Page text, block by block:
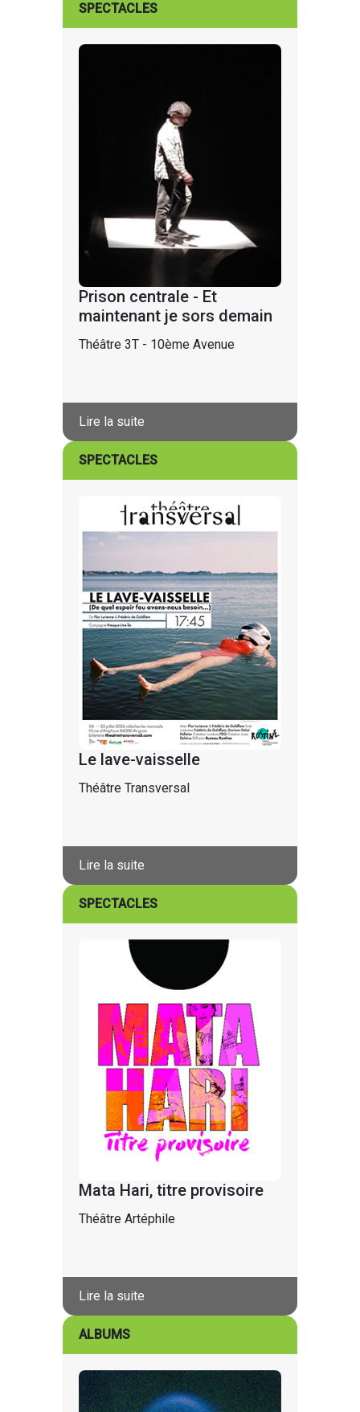
SPECTACLES
Prison centrale - Et
maintenant je sors demain
Théâtre 3T - 10ème Avenue
Lire la suite
SPECTACLES
Le lave-vaisselle
Théâtre Transversal
Lire la suite
SPECTACLES
Mata Hari, titre provisoire
Théâtre Artéphile
Lire la suite
ALBUMS